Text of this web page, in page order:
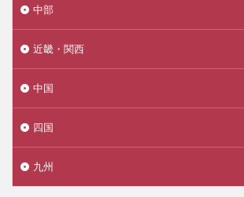
中部
近畿・関西
中国
四国
九州